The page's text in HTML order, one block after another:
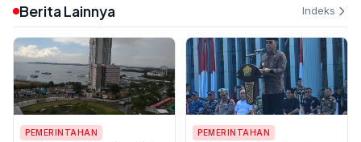
Berita Lainnya Indeks
PEMERINTAHAN PEMERINTAHAN